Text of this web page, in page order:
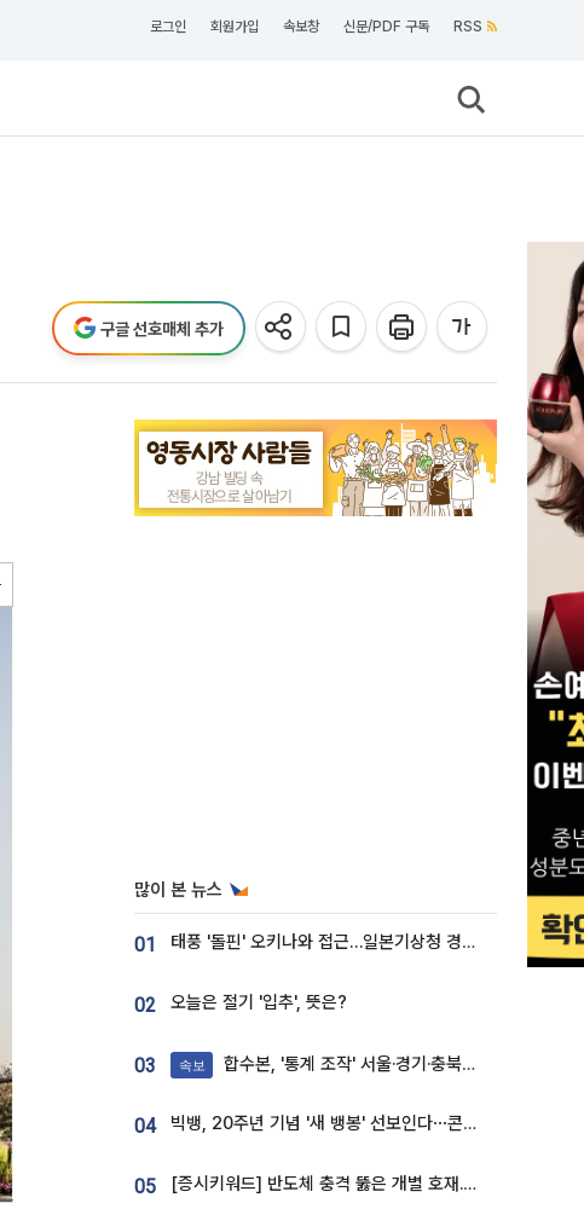
로그인 회원가입 속보창 신문/PDF 구독 RSS
구글 선호매체 추가
많이 본 뉴스
01 태풍 '돌핀' 오키나와 접근…일본기상청 경로 업데이트
02 오늘은 절기 '입추', 뜻은?
03 속보 합수본, '통계 조작' 서울·경기·충북 선관위 등 추가 압수수색
04 빅뱅, 20주년 기념 '새 뱅봉' 선보인다⋯콘서트 앞두고 팝업 개최
05 [증시키워드] 반도체 충격 뚫은 개별 호재...포스코퓨처엠·에코프로·한화솔루션 '눈길'